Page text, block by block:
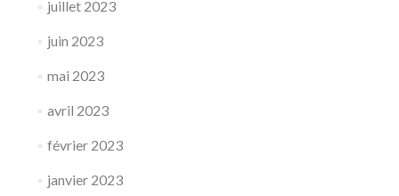
juillet 2023
juin 2023
mai 2023
avril 2023
février 2023
janvier 2023